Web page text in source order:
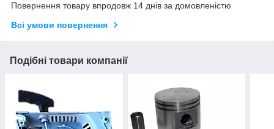
Повернення товару впродовж 14 днів за домовленістю
Всі умови повернення
Подібні товари компанії